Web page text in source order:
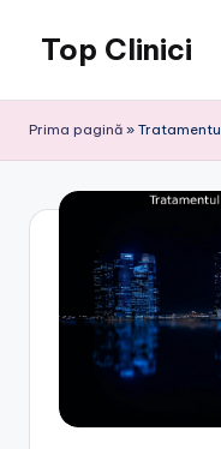
content
Top Clinici
Prima pagină »